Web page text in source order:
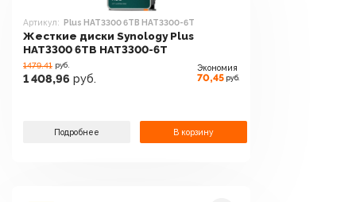
Артикул: Plus HAT3300 6TB HAT3300-6T
Жесткие диски Synology Plus
HAT3300 6TB HAT3300-6T
1479.41 руб.
1 408,96 руб.
Экономия
70,45 руб.
Подробнее В корзину